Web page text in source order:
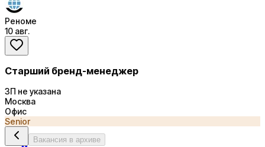
Реноме
10 авг.
Старший бренд-менеджер
ЗП не указана
Москва
Офис
Senior
Вакансия в архиве